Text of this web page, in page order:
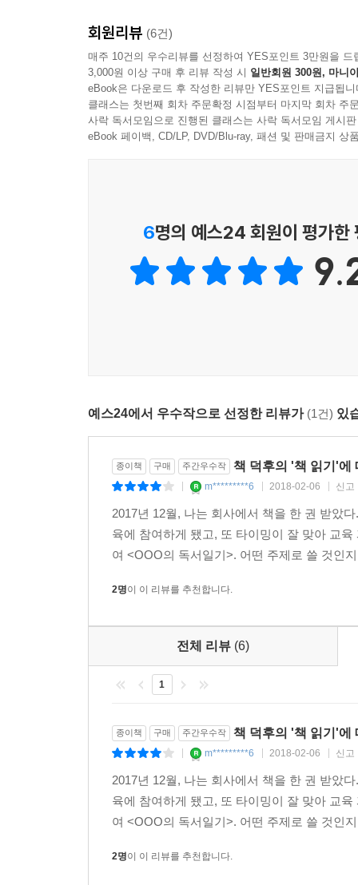
--- p.161
저자의 ‘한때 이상형’이 되었고, 『월든』은 인생
다닌 대기업 직장을 그만두고 싶다고 말했을 때 부
(245p.) “얼마 전에 책을 읽었는데 그 책에서 그
거래. 너는 이제 겨우 첫 직장을 그만둘 뿐이니까
(105p.) “비록 지금은 서글픈 개인으로 살아가
『매일 읽겠습니다』는 읽는 일로 이미 족한 ‘책
독서감상 노트를 함께 수록했다. 새해에 다짐하
『매일 읽겠습니다』는 “책이, 당신의 하루하루
싶어서 『안나 카레니나』를 함께 읽자고 부탁
저자의 이야기가 책을 읽는 작은 계기가 되기를
회원리뷰 (6건)
매주 10건의 우수리뷰를 선정하여 YES포인트 3만원을 드
3,000원 이상 구매 후 리뷰 작성 시 일반회원 300원, 마니
eBook은 다운로드 후 작성한 리뷰만 YES포인트 지급됩니
클래스는 첫번째 회차 주문확정 시점부터 마지막 회차 주
사락 독서모임으로 진행된 클래스는 사락 독서모임 게시
eBook 페이백, CD/LP, DVD/Blu-ray, 패션 및 판매금지 상
6명의 예스24 회원이 평가한
예스24에서 우수작으로 선정한 리뷰가 (1건) 있
종이책 구매 주간우수작 책 덕후의 '책 읽기'에
m*********6 2018-02-06 신고
2017년 12월, 나는 회사에서 책을 한 권 받았
육에 참여하게 됐고, 또 타이밍이 잘 맞아 교
여 <OOO의 독서일기>. 어떤 주제로 쓸 것인
2명이 이 리뷰를 추천합니다.
전체 리뷰 (6)
1
종이책 구매 주간우수작 책 덕후의 '책 읽기'에
m*********6 2018-02-06 신고
2017년 12월, 나는 회사에서 책을 한 권 받았
육에 참여하게 됐고, 또 타이밍이 잘 맞아 교
여 <OOO의 독서일기>. 어떤 주제로 쓸 것인
2명이 이 리뷰를 추천합니다.